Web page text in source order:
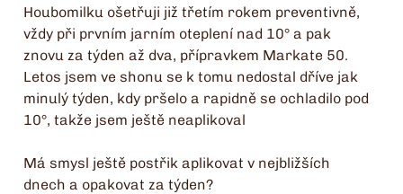
Houbomilku ošetřuji již třetím rokem preventivně,
vždy při prvním jarním oteplení nad 10° a pak
znovu za týden až dva, přípravkem Markate 50.
Letos jsem ve shonu se k tomu nedostal dříve jak
minulý týden, kdy pršelo a rapidně se ochladilo pod
10°, takže jsem ještě neaplikoval
Má smysl ještě postřik aplikovat v nejbližších
dnech a opakovat za týden?